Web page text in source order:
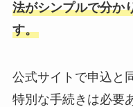
法がシンプルで分か
す。
公式サイトで申込と
特別な手続きは必要